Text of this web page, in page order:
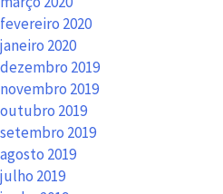
fevereiro 2020
janeiro 2020
dezembro 2019
novembro 2019
outubro 2019
setembro 2019
agosto 2019
julho 2019